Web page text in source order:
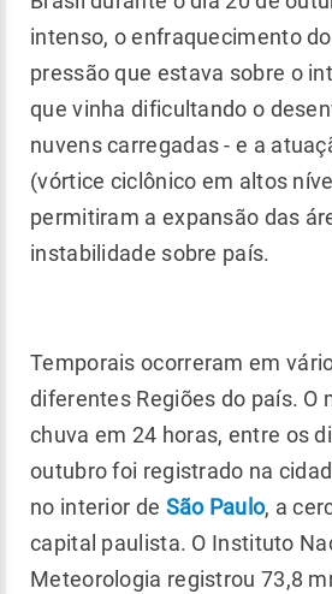
intenso, o enfraquecimento
pressão que estava sobre o
que vinha dificultando o
nuvens carregadas - e a
(vórtice ciclônico em altos
permitiram a expansão das
instabilidade sobre país.
Temporais ocorreram em
diferentes Regiões do país. O
chuva em 24 horas, entre os
outubro foi registrado na
no interior de São Paulo, a
capital paulista. O Instituto
Meteorologia registrou 73,8